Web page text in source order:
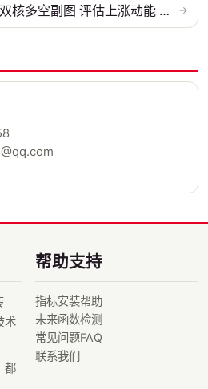
通达信〖潮汐动能〗双核多空副图 评估上涨动能 量化判断多空力量的强弱... →
术
都
帮助支持
指标安装帮助
未来函数检测
常见问题FAQ
联系我们